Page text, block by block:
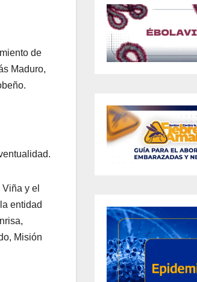
de
Maduro,
y el
entidad
Misión